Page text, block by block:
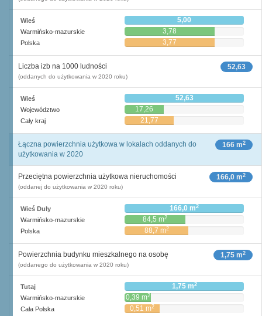
Wieś 5,00
Warmińsko-mazurskie 3,78
Polska 3,77
52,63
Liczba izb na 1000 ludności
(oddanych do użytkowania w 2020 roku)
Wieś 52,63
Województwo 17,26
Cały kraj 21,77
166 m2
Łączna powierzchnia użytkowa w lokalach oddanych do
użytkowania w 2020
166,0 m2
Przeciętna powierzchnia użytkowa nieruchomości
(oddanej do użytkowania w 2020 roku)
Wieś Duły 166,0 m2
Warmińsko-mazurskie 84,5 m2
Polska 88,7 m2
1,75 m2
Powierzchnia budynku mieszkalnego na osobę
(oddanego do użytkowania w 2020 roku)
Tutaj 1,75 m2
Warmińsko-mazurskie 0,39 m2
Cała Polska 0,51 m2